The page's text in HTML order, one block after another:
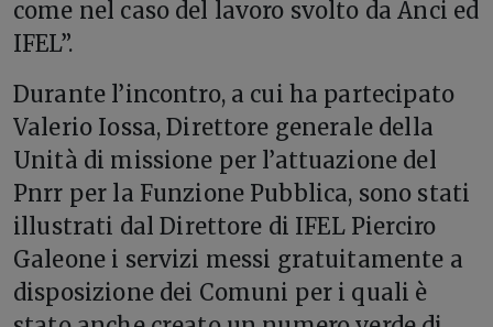
come nel caso del lavoro svolto da Anci ed
IFEL”.
Durante l’incontro, a cui ha partecipato
Valerio Iossa, Direttore generale della
Unità di missione per l’attuazione del
Pnrr per la Funzione Pubblica, sono stati
illustrati dal Direttore di IFEL Pierciro
Galeone i servizi messi gratuitamente a
disposizione dei Comuni per i quali è